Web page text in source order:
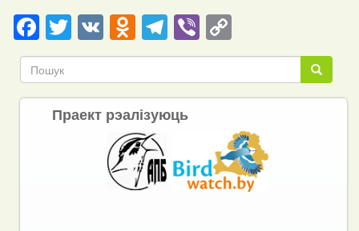
Facebook
Twitter
VKOdnoklassniki
Telegram
ViberCopy
Link Пошук
Пошук
Праект рэалізуюць